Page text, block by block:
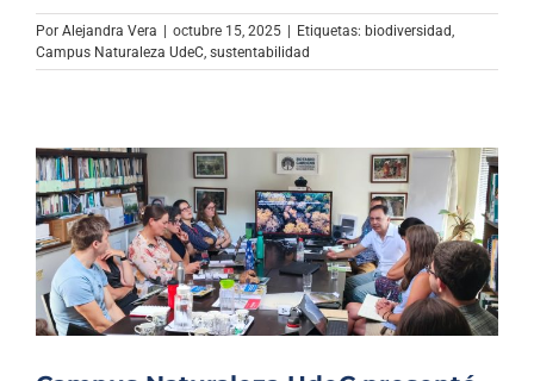
Por Alejandra Vera | octubre 15, 2025 | Etiquetas: biodiversidad,
Campus Naturaleza UdeC, sustentabilidad